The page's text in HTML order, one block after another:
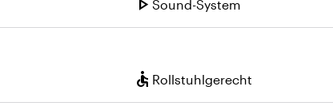
Sound-System
accessible Rollstuhlgerecht